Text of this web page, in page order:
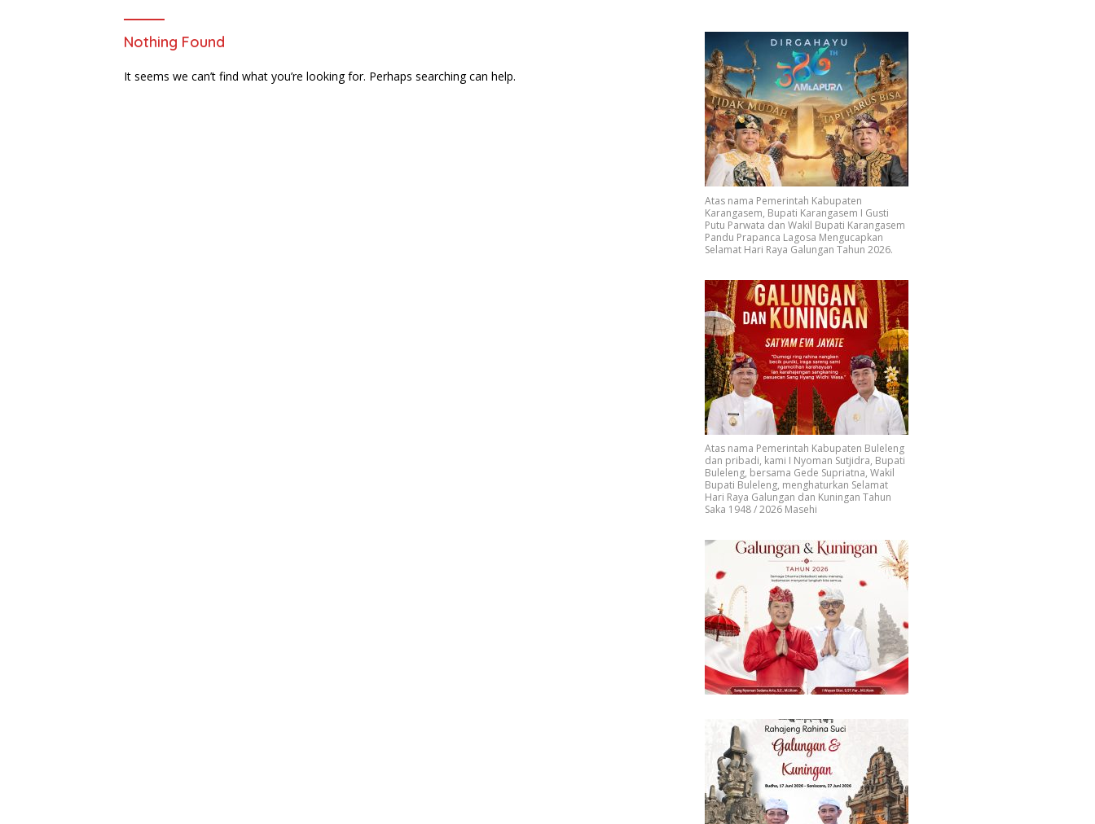
Nothing Found
It seems we can’t find what you’re looking for. Perhaps searching can help.
Atas nama Pemerintah Kabupaten
Karangasem, Bupati Karangasem I Gusti
Putu Parwata dan Wakil Bupati Karangasem
Pandu Prapanca Lagosa Mengucapkan
Selamat Hari Raya Galungan Tahun 2026.
Atas nama Pemerintah Kabupaten Buleleng
dan pribadi, kami I Nyoman Sutjidra, Bupati
Buleleng, bersama Gede Supriatna, Wakil
Bupati Buleleng, menghaturkan Selamat
Hari Raya Galungan dan Kuningan Tahun
Saka 1948 / 2026 Masehi